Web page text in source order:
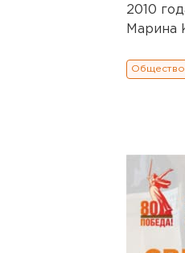
2010
Марина
Общество